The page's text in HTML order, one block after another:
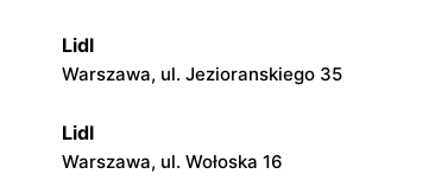
Lidl
Warszawa, ul. Jezioranskiego 35
Lidl
Warszawa, ul. Wołoska 16